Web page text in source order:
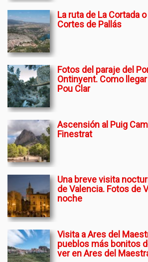
La ruta de La Cortada
Cortes de Pallás
Fotos del paraje del
Ontinyent. Como
Pou Clar
Ascensión al Puig
Finestrat
Una breve visita
de Valencia. Fotos de
noche
Visita a Ares del
pueblos más bonitos
ver en Ares del